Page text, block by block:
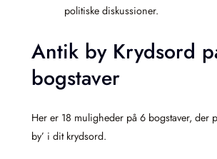
politiske diskussioner.
Antik by Krydsord
bogstaver
Her er 18 muligheder på 6 bogstaver, der
by’ i dit krydsord.